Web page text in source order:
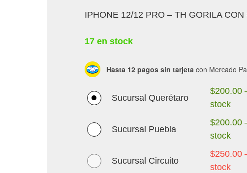
IPHONE 12/12 PRO – TH GORILA CON
17 en stock
Hasta 12 pagos sin tarjeta con Mercado
Sucursal Querétaro
$200.00
stock
Sucursal Puebla
$200.00
stock
Sucursal Circuito
$250.00
stock